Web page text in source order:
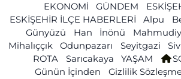
EKONOMİ
GÜNDEM
ESKİŞEHİR İLÇE HABERLERİ
Alpu
Günyüzü
Han İnönü
Mihalıççık
Odunpazarı Seyitgazi
ROTA
Sarıcakaya YAŞAM
Günün İçinden
Gizlilik